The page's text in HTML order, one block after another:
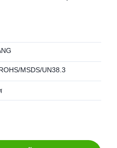
MSDS/UN38.3